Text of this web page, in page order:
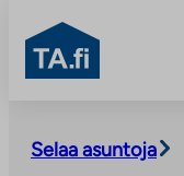
sisältöön
TA.fi
Selaa asuntoja